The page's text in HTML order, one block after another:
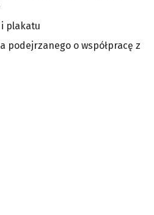
i plakatu
podejrzanego o współpracę z